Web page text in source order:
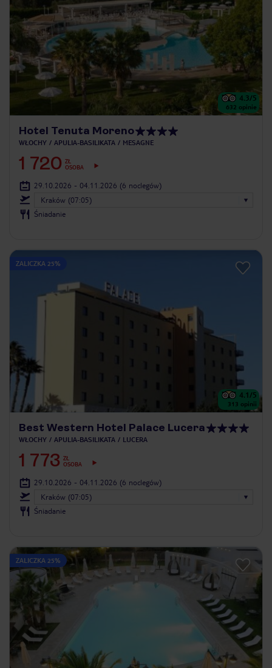
4.3/5
632 opinie
Hotel Tenuta Moreno
WŁOCHY APULIA-BASILIKATA MESAGNE
1 720 ZŁ
OSOBA
29.10.2026 - 04.11.2026 (6 noclegów)
Kraków (07:05)
Śniadanie
ZALICZKA 25%
4.1/5
313 opinii
Best Western Hotel Palace Lucera
WŁOCHY APULIA-BASILIKATA LUCERA
1 773 ZŁ
OSOBA
29.10.2026 - 04.11.2026 (6 noclegów)
Kraków (07:05)
Śniadanie
ZALICZKA 25%